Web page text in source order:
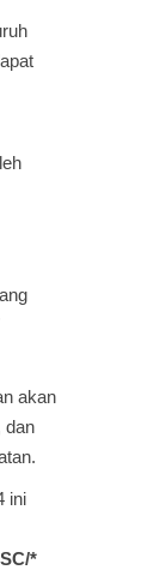
akan
dan
ini
*